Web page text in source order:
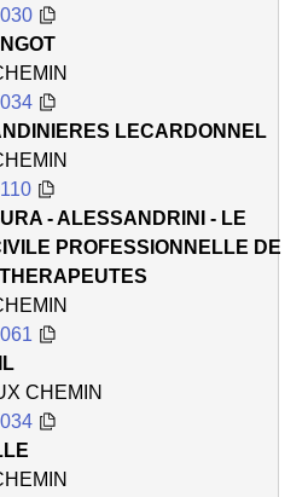
LECARDONNEL
- ALESSANDRINI - LE
PROFESSIONNELLE DE
CHEMIN